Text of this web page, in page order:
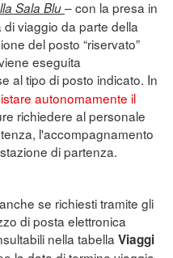
Sala Blu– con la presa in
viaggio da parte della
del posto “riservato”
eseguita
al tipo di posto indicato. In
autonomamente il
richiedere al personale
l'accompagnamento
di partenza.
se richiesti tramite gli
di posta elettronica
nella tabella Viaggi